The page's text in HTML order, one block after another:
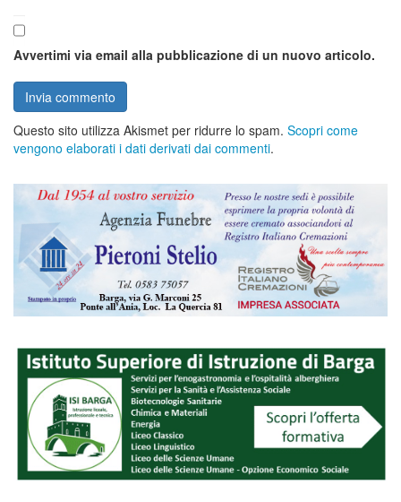
Avvertimi via email alla pubblicazione di un nuovo articolo.
Questo sito utilizza Akismet per ridurre lo spam. Scopri come
vengono elaborati i dati derivati dai commenti.